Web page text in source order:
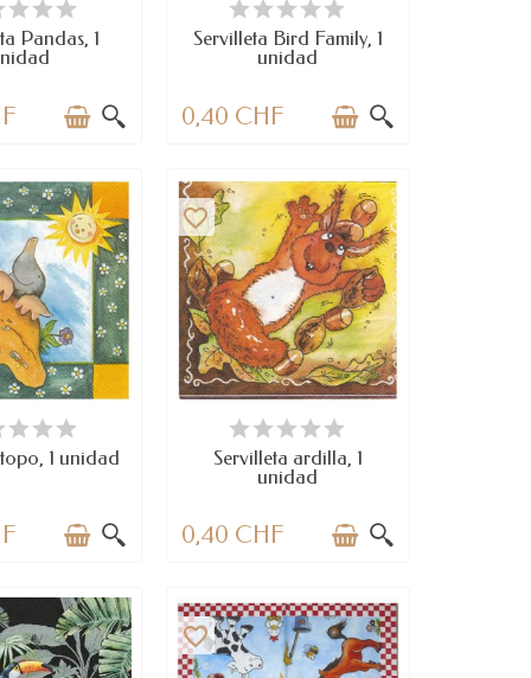
Pandas, 1
Servilleta Bird Family, 1
unidad
0,40 CHF
1 unidad
DISPONIBLE
favorite_border
Servilleta ardilla, 1
unidad
0,40 CHF
favorite_border